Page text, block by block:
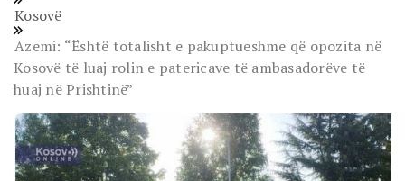
Kosovë
Azemi: “Është totalisht e pakuptueshme që opozita në
Kosovë të luaj rolin e patericave të ambasadorëve të
huaj në Prishtinë”